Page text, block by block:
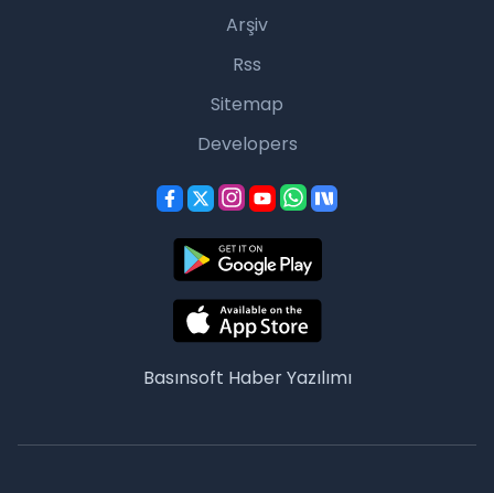
Arşiv
Rss
Sitemap
Developers
Basınsoft Haber Yazılımı